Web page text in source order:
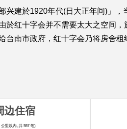
建於1920年代(日大正年间)」，
红十字会并不需要太大之空间，
南市政府，红十字会乃将房舍租
边住宿
公里以内, 共 557 笔)